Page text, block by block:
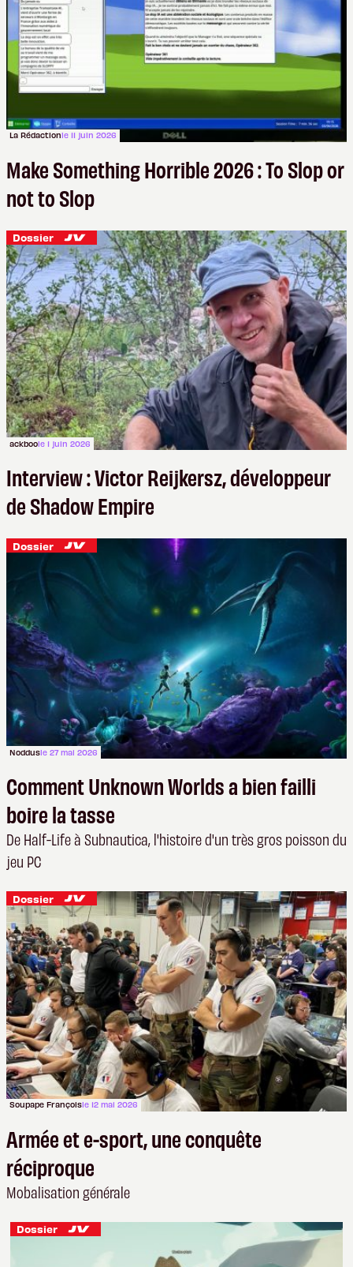
La Rédactionle 11 juin 2026
Make Something Horrible 2026 : To Slop or
not to Slop
Dossier
ackboole 1 juin 2026
Interview : Victor Reijkersz, développeur
de Shadow Empire
Dossier
Noddusle 27 mai 2026
Comment Unknown Worlds a bien failli
boire la tasse
De Half-Life à Subnautica, l'histoire d'un très gros poisson du
jeu PC
Dossier
Soupape Françoisle 12 mai 2026
Armée et e-sport, une conquête
réciproque
Mobalisation générale
Dossier